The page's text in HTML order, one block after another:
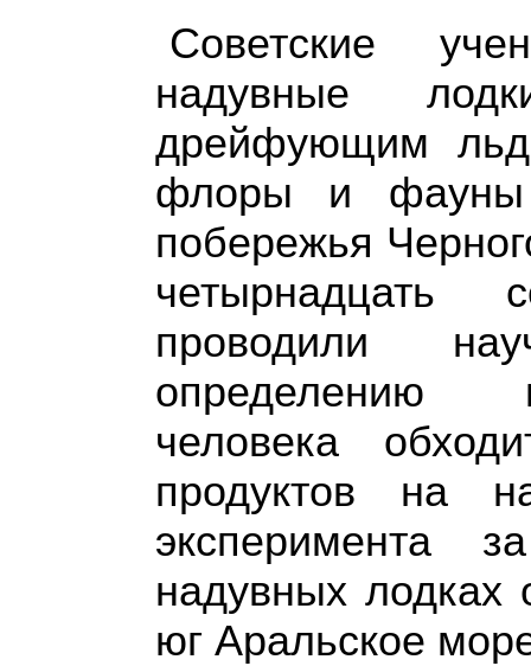
Советские
надувные
дрейфующим
флоры и фауны
побережья
четырнадцать
проводили
определению
человека
продуктов на
эксперимента
надувных
юг Аральское